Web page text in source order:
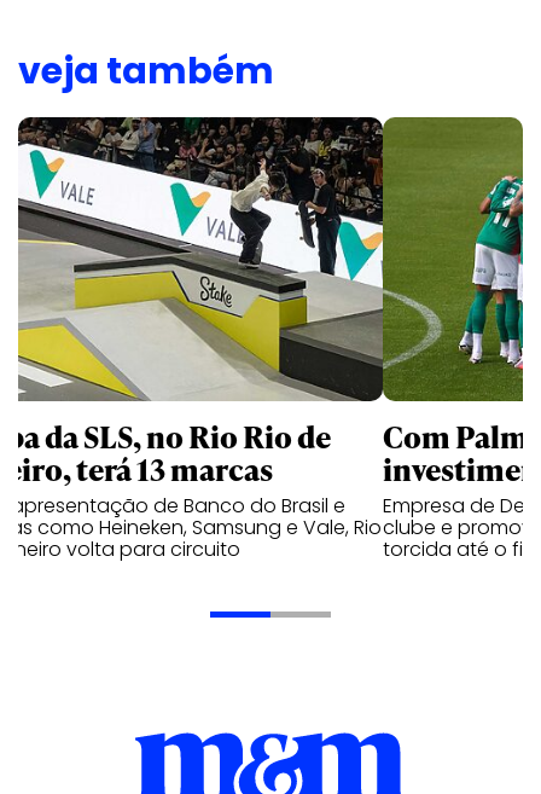
veja também
da SLS, no Rio Rio de
terá 13 marcas
apresentação de Banco do Brasil e
como Heineken, Samsung e Vale, Rio
volta para circuito
Com
Empresa de
clube e
torcida até o